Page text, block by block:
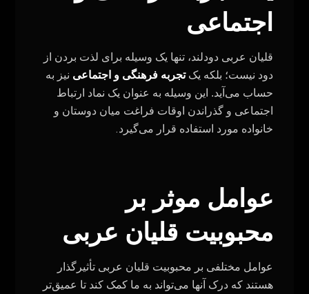
اجتماعی
قلیان عربی دودلند، تنها یک وسیله برای لذت بردن از
دود نیست؛ بلکه یکتجربه فرهنگی و اجتماعی نیز به
حساب می‌آید. این وسیله به عنوان یک نماد ارتباط
اجتماعی و گذراندن اوقات فراغت میان دوستان و
خانواده مورد استفاده قرار می‌گیرد.
عوامل موثر بر
محبوبیت قلیان عربی
عوامل مختلفی بر محبوبیت قلیان عربی تأثیرگذار
هستند که درک آنها می‌تواند به ما کمک کند تا عمیق‌تر